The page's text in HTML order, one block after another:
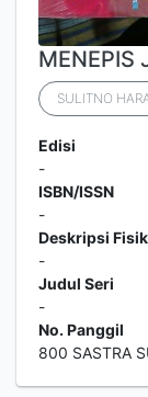
MENEPIS
SULITNO
Edisi
-
ISBN/ISSN
-
Deskripsi Fisik
-
Judul Seri
-
No. Panggil
800 SASTRA